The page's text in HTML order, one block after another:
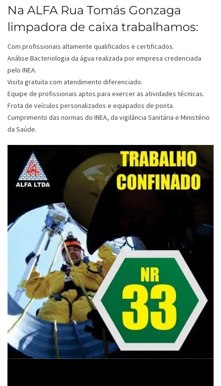
Na ALFA Rua Tomás Gonzaga
limpadora de caixa trabalhamos:
Com profissionais altamente qualificados e certificados.
Análise Bacteriologia da água realizada por empresa credenciada
pelo INEA.
Visita gratuita com atendimento diferenciado.
Equipe de profissionais aptos para exercer as atividades técnicas.
Frota de veículos personalizados e equipados de ponta.
Cumprimento das normas do INEA, da vigilância Sanitária e Ministério
da Saúde.